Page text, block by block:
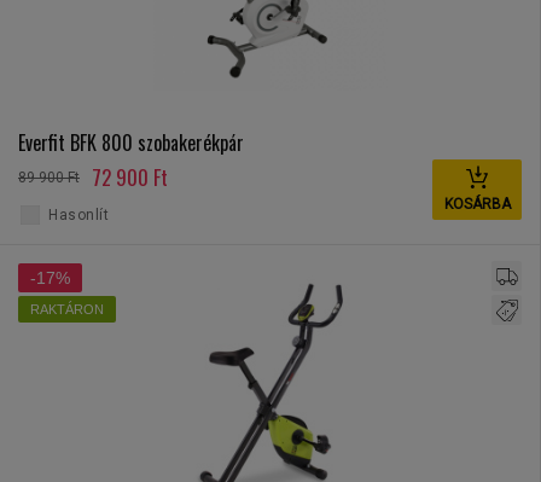
Everfit BFK 800 szobakerékpár
89 900 Ft 72 900 Ft
KOSÁRBA
Hasonlít
-17%
RAKTÁRON